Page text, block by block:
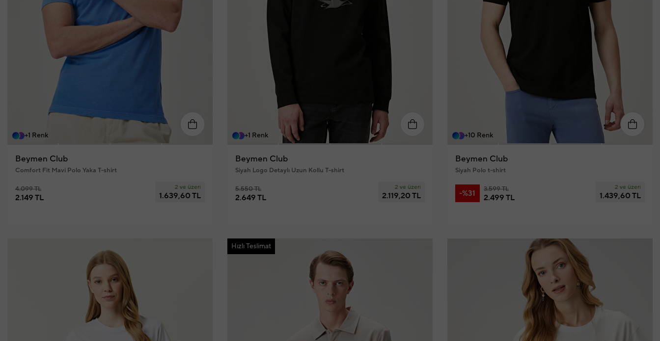
M L XXL
+1 Renk
Beymen Club
Comfort Fit Mavi Polo Yaka T-shirt
4.099 TL
2.149 TL
2 ve üzeri
1.639,60 TL
M XL
+1 Renk
Beymen Club
Siyah Logo Detaylı Uzun Kollu T-shirt
5.550 TL
2.649 TL
2 ve üzeri
2.119,20 TL
L XL XXL
+10 Renk
Beymen Club
Siyah Polo t-shirt
-%31 3.599 TL
2.499 TL
2 ve üzeri
1.439,60 TL
Hızlı Teslimat